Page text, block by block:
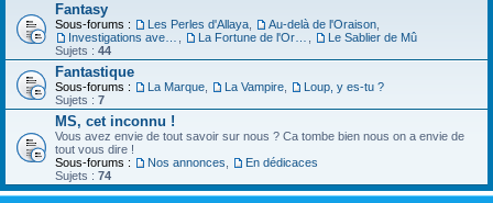
Fantasy
Sous-forums : Les Perles d'Allaya Au-delà de l'Oraison
Le Sablier de Mû
Sujets : 44
Fantastique
Sous-forums : La Marque La Vampire
Loup, y es-tu ?
Sujets : 7
MS, cet inconnu !
Vous avez envie de tout savoir sur nous ? Ca tombe bien nous on a envie de
tout vous dire !
Sous-forums :
Nos annonces
En dédicaces
Sujets : 74